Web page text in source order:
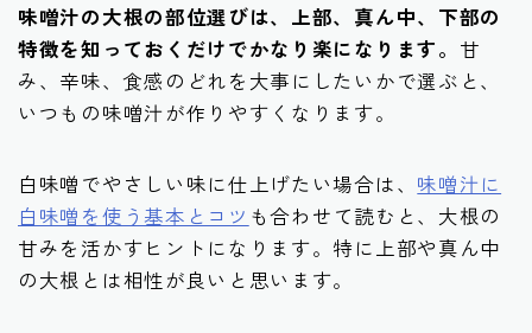
味噌汁の大根の部位選びは、上部、真ん中、下部の
特徴を知っておくだけでかなり楽になります。 甘
み、辛味、食感のどれを大事にしたいかで選ぶと、
いつもの味噌汁が作りやすくなります。
白味噌でやさしい味に仕上げたい場合は、 味噌汁に
白味噌を使う基本とコツ も合わせて読むと、大根の
甘みを活かすヒントになります。特に上部や真ん中
の大根とは相性が良いと思います。